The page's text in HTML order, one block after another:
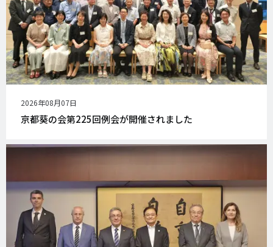
公
開
日
2026年08月07日
京都葵の会第225回例会が開催されました